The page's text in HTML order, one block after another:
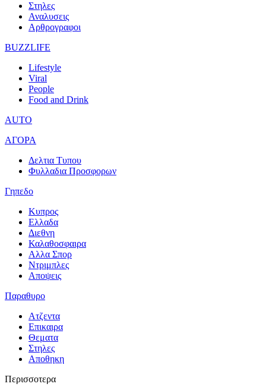
Στηλες
Αναλυσεις
Αρθρογραφοι
BUZZLIFE
Lifestyle
Viral
People
Food and Drink
AUTO
ΑΓΟΡΑ
Δελτια Τυπου
Φυλλαδια Προσφορων
Γηπεδο
Κυπρος
Ελλαδα
Διεθνη
Καλαθοσφαιρα
Αλλα Σπορ
Ντριμπλες
Αποψεις
Παραθυρο
Ατζεντα
Επικαιρα
Θεματα
Στηλες
Αποθηκη
Περισσοτερα